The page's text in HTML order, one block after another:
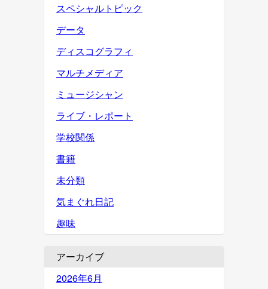
スペシャルトピック
データ
ディスコグラフィ
マルチメディア
ミュージシャン
ライブ・レポート
学校関係
書籍
未分類
気まぐれ日記
趣味
アーカイブ
2026年6月